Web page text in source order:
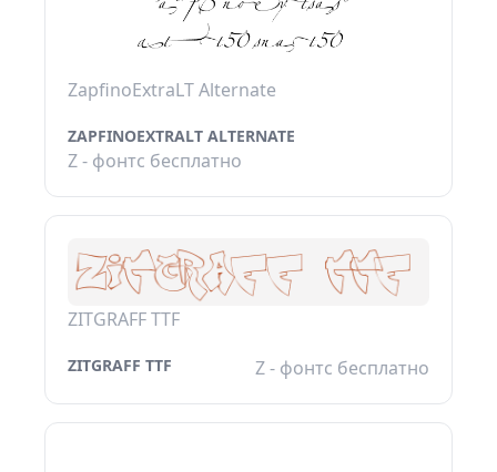
ZapfinoExtraLT Alternate
ZAPFINOEXTRALT ALTERNATE
Z - фонтс бесплатно
ZITGRAFF TTF
ZITGRAFF TTF Z - фонтс бесплатно